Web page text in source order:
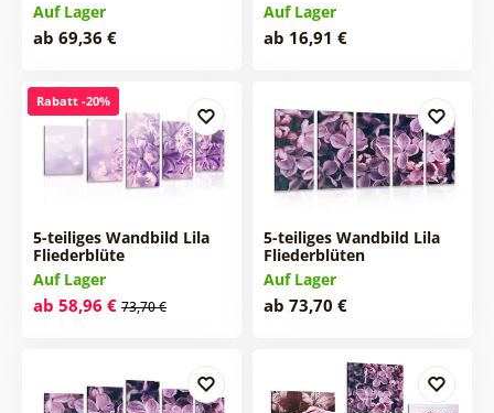
Auf Lager
ab 69,36 €
Auf Lager
ab 16,91 €
Rabatt -20%
5-teiliges Wandbild Lila
Fliederblüte
Auf Lager
ab 58,96 € 73,70 €
5-teiliges Wandbild Lila
Fliederblüten
Auf Lager
ab 73,70 €